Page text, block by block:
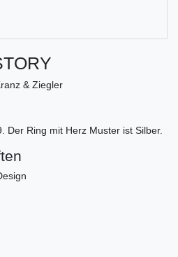
& Ziegler
Der Ring mit Herz Muster ist Silber.